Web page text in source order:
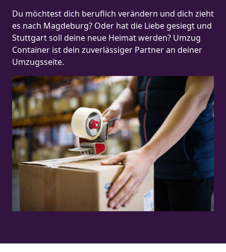
Du möchtest dich beruflich verändern und dich zieht
es nach Magdeburg? Oder hat die Liebe gesiegt und
Stuttgart soll deine neue Heimat werden? Umzug
Container ist dein zuverlässiger Partner an deiner
Umzugsseite.